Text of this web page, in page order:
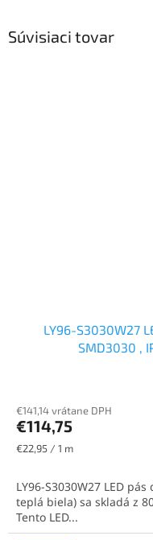
Súvisiaci tovar
LY96-S3030W27
SMD3030 ,
€141,14 vrátane DPH
€114,75
Jednotková
€22,95 / 1 m
LY96-S3030W27 LED
teplá biela) sa skladá z
Tento LED...